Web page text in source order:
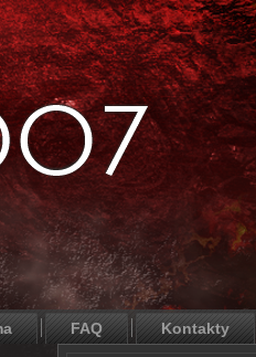
FAQ Kontakty